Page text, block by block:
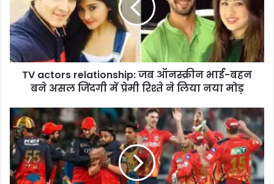
ऑनस्क्रीन
भाई-
बहन
बने
असल
जिंदगी
रिश्ते
ने
लिया
नया
मोड़
TV actors relationship: जब ऑनस्क्रीन भाई-बहन
बने असल जिंदगी में प्रेमी रिश्ते ने लिया नया मोड़
RCB
vs
PBKS
Aaj
Ka
Match